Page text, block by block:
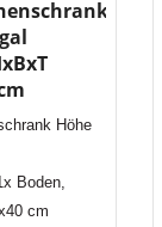
Höhe
Boden,
cm